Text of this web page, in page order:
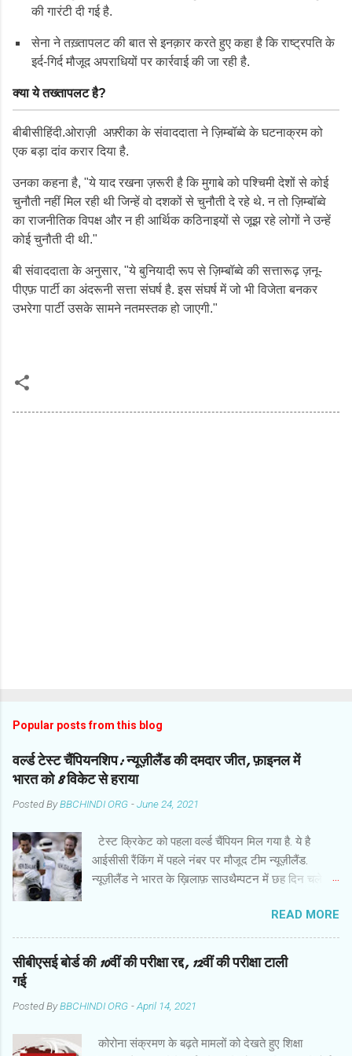
की गारंटी दी गई है.
सेना ने तख़्तापलट की बात से इनक़ार करते हुए कहा है कि राष्ट्रपति के
इर्द-गिर्द मौजूद अपराधियों पर कार्रवाई की जा रही है.
क्या ये तख्तापलट है?
बीबीसीहिंदी.ओराज़ी अफ़्रीका के संवाददाता ने ज़िम्बॉब्वे के घटनाक्रम को
एक बड़ा दांव करार दिया है.
उनका कहना है, "ये याद रखना ज़रूरी है कि मुगाबे को पश्चिमी देशों से कोई
चुनौती नहीं मिल रही थी जिन्हें वो दशकों से चुनौती दे रहे थे. न तो ज़िम्बॉब्वे
का राजनीतिक विपक्ष और न ही आर्थिक कठिनाइयों से जूझ रहे लोगों ने उन्हें
कोई चुनौती दी थी."
बी संवाददाता के अनुसार, "ये बुनियादी रूप से ज़िम्बॉब्वे की सत्तारूढ़ ज़नू-
पीएफ़ पार्टी का अंदरूनी सत्ता संघर्ष है. इस संघर्ष में जो भी विजेता बनकर
उभरेगा पार्टी उसके सामने नतमस्तक हो जाएगी."
Popular posts from this blog
वर्ल्ड टेस्ट चैंपियनशिप: न्यूज़ीलैंड की दमदार जीत, फ़ाइनल में
भारत को 8 विकेट से हराया
Posted ByBBCHINDI ORG -June 24, 2021
टेस्ट क्रिकेट को पहला वर्ल्ड चैंपियन मिल गया है. ये है
आईसीसी रैंकिंग में पहले नंबर पर मौजूद टीम न्यूज़ीलैंड.
न्यूज़ीलैंड ने भारत के ख़िलाफ़ साउथैम्पटन में छह दिन चले
विकेट से दमदार जीत हासिल की. बारिश से प्रभावित मैच के
छठे दिन गेंदबाज़ों के कमाल के बाद कप्तान केन विलियमसन
और रॉस टेलर ने उम्दा बल्लेबाज़ी की और आईसीसी वर्ल्ड
टेस्ट चैंपियनशिप में इतिहास रच दिया . जीत के हीरो रहे
रन बनाकर नाबाद रहे. चौका जमाकर जीत पक्की करने वाले
खेल बर्बाद होने के कारण मैच का नतीजा छठे दिन निकला.
READ MORE
सीबीएसई बोर्ड की 10वीं की परीक्षा रद्द, 12वीं की परीक्षा टाली
गई
Posted ByBBCHINDI ORG -April 14, 2021
कोरोना संक्रमण के बढ़ते मामलों को देखते हुए शिक्षा